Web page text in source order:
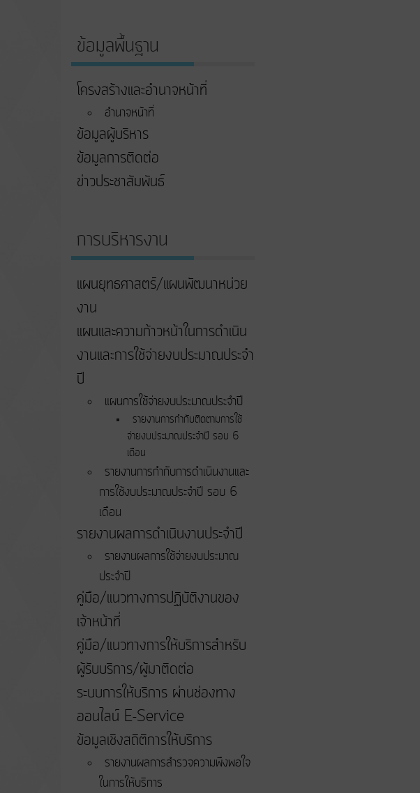
ข้อมูลพื้นฐาน
โครงสร้างและอำนาจหน้าที่
อำนาจหน้าที่
ข้อมูลผู้บริหาร
ข้อมูลการติดต่อ
ข่าวประชาสัมพันธ์
การบริหารงาน
แผนยุทธศาสตร์/แผนพัฒนาหน่วย
งาน
แผนและความก้าวหน้าในการดําเนิน
งานและการใช้จ่ายงบประมาณประจํา
ปี
แผนการใช้จ่ายงบประมาณประจำปี
รายงานการกำกับติดตามการใช้
จ่ายงบประมาณประจำปี รอบ 6
เดือน
รายงานการกำกับการดำเนินงานและ
การใช้งบประมาณประจำปี รอบ 6
เดือน
รายงานผลการดำเนินงานประจำปี
รายงานผลการใช้จ่ายงบประมาณ
ประจำปี
คู่มือ/แนวทางการปฏิบัติงานของ
เจ้าหน้าที่
คู่มือ/แนวทางการให้บริการสำหรับ
ผู้รับบริการ/ผู้มาติดต่อ
ระบบการให้บริการ ผ่านช่องทาง
ออนไลน์ E-Service
ข้อมูลเชิงสถิติการให้บริการ
รายงานผลการสำรวจความพึงพอใจ
ในการให้บริการ